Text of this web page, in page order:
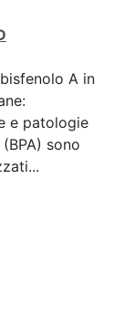
A in
e patologie
sono